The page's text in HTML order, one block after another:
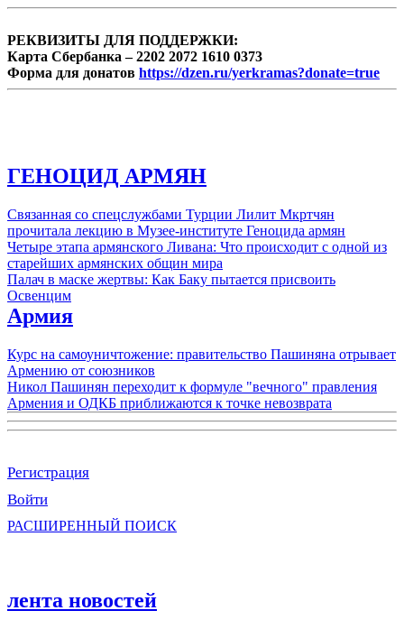
РЕКВИЗИТЫ ДЛЯ ПОДДЕРЖКИ:
Карта Сбербанка – 2202 2072 1610 0373
Форма для донатов https://dzen.ru/yerkramas?donate=true
ГЕНОЦИД АРМЯН
Связанная со спецслужбами Турции Лилит Мкртчян
прочитала лекцию в Музее-институте Геноцида армян
Четыре этапа армянского Ливана: Что происходит с одной из
старейших армянских общин мира
Палач в маске жертвы: Как Баку пытается присвоить
Освенцим
Армия
Курс на самоуничтожение: правительство Пашиняна отрывает
Армению от союзников
Никол Пашинян переходит к формуле "вечного" правления
Армения и ОДКБ приближаются к точке невозврата
Регистрация
Войти
РАСШИРЕННЫЙ ПОИСК
лента новостей